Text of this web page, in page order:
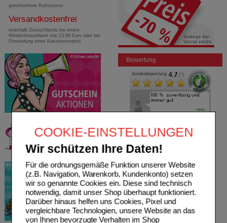
COOKIE-EINSTELLUNGEN
Wir schützen Ihre Daten!
Für die ordnungsgemäße Funktion unserer Website
(z.B. Navigation, Warenkorb, Kundenkonto) setzen
wir so genannte Cookies ein. Diese sind technisch
notwendig, damit unser Shop überhaupt funktioniert.
Darüber hinaus helfen uns Cookies, Pixel und
vergleichbare Technologien, unsere Website an das
von Ihnen bevorzugte Verhalten im Shop
gebührenfreie Rufnummer
Versandkostenfrei
innerhalb Deutschlands bei einem
Mindestbestellwert von 13,99 Euro oder bei
Einsendung eines Kassenrezeptes
Bewertung